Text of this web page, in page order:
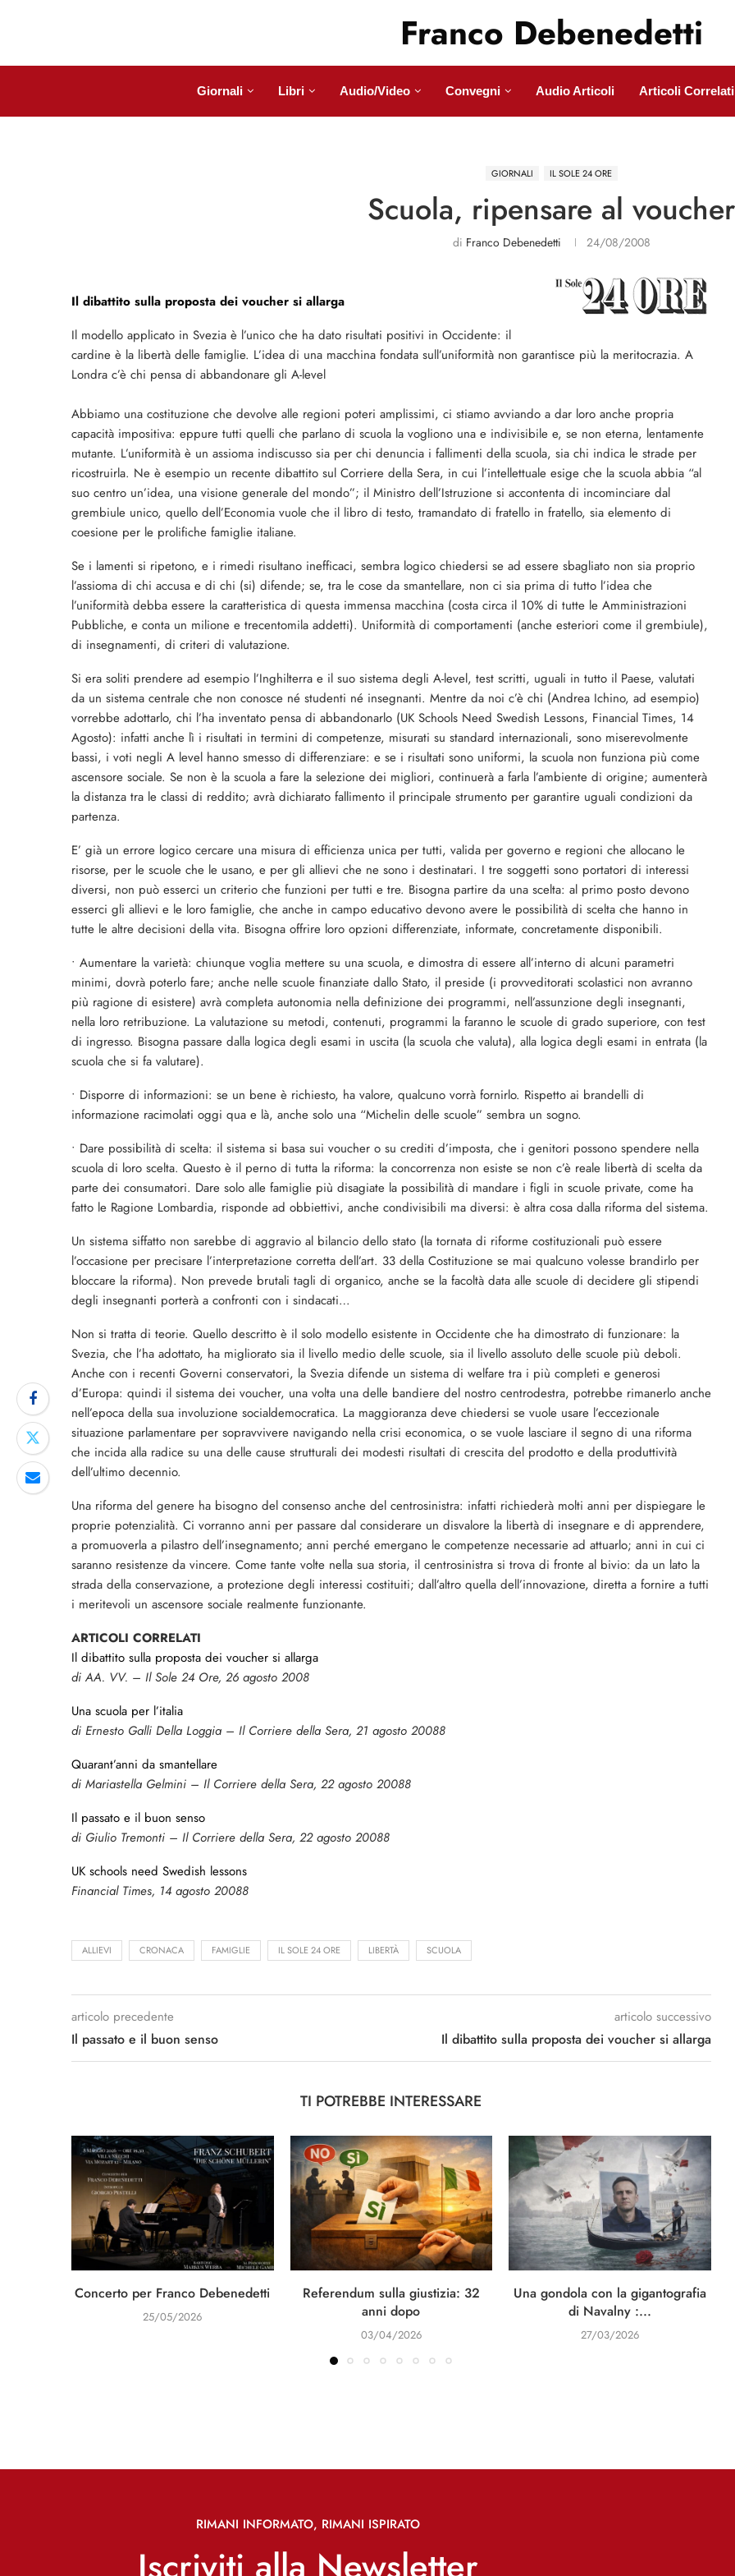
Franco Debenedetti
Giornali Libri Audio/Video Convegni Audio Articoli Articoli Correlati
GIORNALI IL SOLE 24 ORE
Scuola, ripensare al voucher
di Franco Debenedetti 24/08/2008
Il dibattito sulla proposta dei voucher si allarga
Il modello applicato in Svezia è l’unico che ha dato risultati positivi in Occidente: il
cardine è la libertà delle famiglie. L’idea di una macchina fondata sull’uniformità non garantisce più la meritocrazia. A
Londra c’è chi pensa di abbandonare gli A-level
Abbiamo una costituzione che devolve alle regioni poteri amplissimi, ci stiamo avviando a dar loro anche propria
capacità impositiva: eppure tutti quelli che parlano di scuola la vogliono una e indivisibile e, se non eterna, lentamente
mutante. L’uniformità è un assioma indiscusso sia per chi denuncia i fallimenti della scuola, sia chi indica le strade per
ricostruirla. Ne è esempio un recente dibattito sul Corriere della Sera, in cui l’intellettuale esige che la scuola abbia “al
suo centro un’idea, una visione generale del mondo”; il Ministro dell’Istruzione si accontenta di incominciare dal
grembiule unico, quello dell’Economia vuole che il libro di testo, tramandato di fratello in fratello, sia elemento di
coesione per le prolifiche famiglie italiane.
Se i lamenti si ripetono, e i rimedi risultano inefficaci, sembra logico chiedersi se ad essere sbagliato non sia proprio
l’assioma di chi accusa e di chi (si) difende; se, tra le cose da smantellare, non ci sia prima di tutto l’idea che
l’uniformità debba essere la caratteristica di questa immensa macchina (costa circa il 10% di tutte le Amministrazioni
Pubbliche, e conta un milione e trecentomila addetti). Uniformità di comportamenti (anche esteriori come il grembiule),
di insegnamenti, di criteri di valutazione.
Si era soliti prendere ad esempio l’Inghilterra e il suo sistema degli A-level, test scritti, uguali in tutto il Paese, valutati
da un sistema centrale che non conosce né studenti né insegnanti. Mentre da noi c’è chi (Andrea Ichino, ad esempio)
vorrebbe adottarlo, chi l’ha inventato pensa di abbandonarlo (UK Schools Need Swedish Lessons, Financial Times, 14
Agosto): infatti anche lì i risultati in termini di competenze, misurati su standard internazionali, sono miserevolmente
bassi, i voti negli A level hanno smesso di differenziare: e se i risultati sono uniformi, la scuola non funziona più come
ascensore sociale. Se non è la scuola a fare la selezione dei migliori, continuerà a farla l’ambiente di origine; aumenterà
la distanza tra le classi di reddito; avrà dichiarato fallimento il principale strumento per garantire uguali condizioni da
partenza.
E’ già un errore logico cercare una misura di efficienza unica per tutti, valida per governo e regioni che allocano le
risorse, per le scuole che le usano, e per gli allievi che ne sono i destinatari. I tre soggetti sono portatori di interessi
diversi, non può esserci un criterio che funzioni per tutti e tre. Bisogna partire da una scelta: al primo posto devono
esserci gli allievi e le loro famiglie, che anche in campo educativo devono avere le possibilità di scelta che hanno in
tutte le altre decisioni della vita. Bisogna offrire loro opzioni differenziate, informate, concretamente disponibili.
• Aumentare la varietà: chiunque voglia mettere su una scuola, e dimostra di essere all’interno di alcuni parametri
minimi, dovrà poterlo fare; anche nelle scuole finanziate dallo Stato, il preside (i provveditorati scolastici non avranno
più ragione di esistere) avrà completa autonomia nella definizione dei programmi, nell’assunzione degli insegnanti,
nella loro retribuzione. La valutazione su metodi, contenuti, programmi la faranno le scuole di grado superiore, con test
di ingresso. Bisogna passare dalla logica degli esami in uscita (la scuola che valuta), alla logica degli esami in entrata (la
scuola che si fa valutare).
• Disporre di informazioni: se un bene è richiesto, ha valore, qualcuno vorrà fornirlo. Rispetto ai brandelli di
informazione racimolati oggi qua e là, anche solo una “Michelin delle scuole” sembra un sogno.
• Dare possibilità di scelta: il sistema si basa sui voucher o su crediti d’imposta, che i genitori possono spendere nella
scuola di loro scelta. Questo è il perno di tutta la riforma: la concorrenza non esiste se non c’è reale libertà di scelta da
parte dei consumatori. Dare solo alle famiglie più disagiate la possibilità di mandare i figli in scuole private, come ha
fatto le Ragione Lombardia, risponde ad obbiettivi, anche condivisibili ma diversi: è altra cosa dalla riforma del sistema.
Un sistema siffatto non sarebbe di aggravio al bilancio dello stato (la tornata di riforme costituzionali può essere
l’occasione per precisare l’interpretazione corretta dell’art. 33 della Costituzione se mai qualcuno volesse brandirlo per
bloccare la riforma). Non prevede brutali tagli di organico, anche se la facoltà data alle scuole di decidere gli stipendi
degli insegnanti porterà a confronti con i sindacati…
Non si tratta di teorie. Quello descritto è il solo modello esistente in Occidente che ha dimostrato di funzionare: la
Svezia, che l’ha adottato, ha migliorato sia il livello medio delle scuole, sia il livello assoluto delle scuole più deboli.
Anche con i recenti Governi conservatori, la Svezia difende un sistema di welfare tra i più completi e generosi
d’Europa: quindi il sistema dei voucher, una volta una delle bandiere del nostro centrodestra, potrebbe rimanerlo anche
nell’epoca della sua involuzione socialdemocratica. La maggioranza deve chiedersi se vuole usare l’eccezionale
situazione parlamentare per sopravvivere navigando nella crisi economica, o se vuole lasciare il segno di una riforma
che incida alla radice su una delle cause strutturali dei modesti risultati di crescita del prodotto e della produttività
dell’ultimo decennio.
Una riforma del genere ha bisogno del consenso anche del centrosinistra: infatti richiederà molti anni per dispiegare le
proprie potenzialità. Ci vorranno anni per passare dal considerare un disvalore la libertà di insegnare e di apprendere,
a promuoverla a pilastro dell’insegnamento; anni perché emergano le competenze necessarie ad attuarlo; anni in cui ci
saranno resistenze da vincere. Come tante volte nella sua storia, il centrosinistra si trova di fronte al bivio: da un lato la
strada della conservazione, a protezione degli interessi costituiti; dall’altro quella dell’innovazione, diretta a fornire a tutti
i meritevoli un ascensore sociale realmente funzionante.
ARTICOLI CORRELATI
Il dibattito sulla proposta dei voucher si allarga
di AA. VV. – Il Sole 24 Ore, 26 agosto 2008
Una scuola per l’italia
di Ernesto Galli Della Loggia – Il Corriere della Sera, 21 agosto 20088
Quarant’anni da smantellare
di Mariastella Gelmini – Il Corriere della Sera, 22 agosto 20088
Il passato e il buon senso
di Giulio Tremonti – Il Corriere della Sera, 22 agosto 20088
UK schools need Swedish lessons
Financial Times, 14 agosto 20088
ALLIEVI CRONACA FAMIGLIE IL SOLE 24 ORE LIBERTÀ SCUOLA
articolo precedente
Il passato e il buon senso
articolo successivo
Il dibattito sulla proposta dei voucher si allarga
TI POTREBBE INTERESSARE
Concerto per Franco Debenedetti
25/05/2026
Referendum sulla giustizia: 32
anni dopo
03/04/2026
Una gondola con la gigantografia
di Navalny :...
27/03/2026
RIMANI INFORMATO, RIMANI ISPIRATO